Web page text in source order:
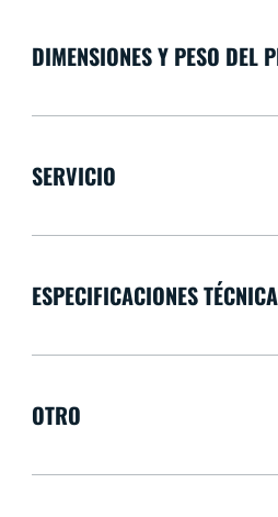
DIMENSIONES Y PESO DEL
SERVICIO
ESPECIFICACIONES
OTRO